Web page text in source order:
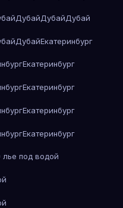
ДубайДубайДубай
ДубайЕкатеринбург
Екатеринбург
Екатеринбург
Екатеринбург
Екатеринбург
под водой